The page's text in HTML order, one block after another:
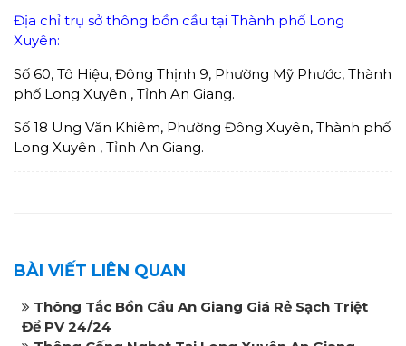
Địa chỉ trụ sở thông bồn cầu tại Thành phố Long
Xuyên:
Số 60, Tô Hiệu, Đông Thịnh 9, Phường Mỹ Phước, Thành
phố Long Xuyên , Tỉnh An Giang.
Số 18 Ung Văn Khiêm, Phường Đông Xuyên, Thành phố
Long Xuyên , Tỉnh An Giang.
BÀI VIẾT LIÊN QUAN
Thông Tắc Bồn Cầu An Giang Giá Rẻ Sạch Triệt
Để PV 24/24